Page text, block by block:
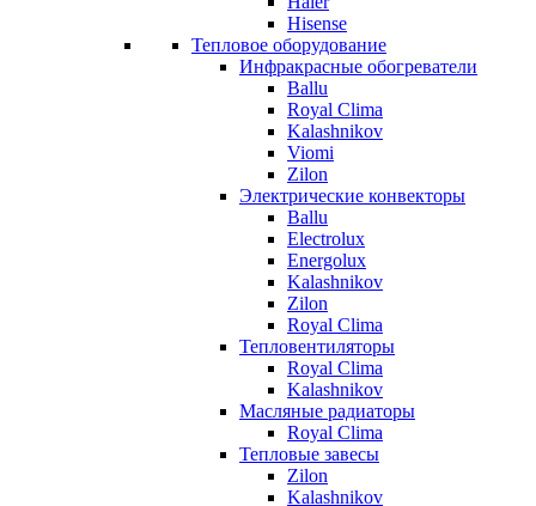
Hisense
Тепловое оборудование
Инфракрасные обогреватели
Ballu
Royal Clima
Kalashnikov
Viomi
Zilon
Электрические конвекторы
Ballu
Electrolux
Energolux
Kalashnikov
Zilon
Royal Clima
Тепловентиляторы
Royal Clima
Kalashnikov
Масляные радиаторы
Royal Clima
Тепловые завесы
Zilon
Kalashnikov